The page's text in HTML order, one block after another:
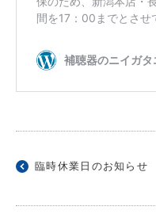
臨時休業日のお知らせ